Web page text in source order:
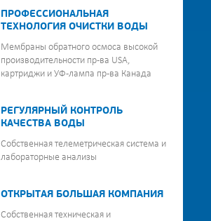
ПРОФЕССИОНАЛЬНАЯ
ТЕХНОЛОГИЯ ОЧИСТКИ ВОДЫ
Мембраны обратного осмоса высокой
производительности пр-ва USA,
картриджи и УФ-лампа пр-ва Канада
РЕГУЛЯРНЫЙ КОНТРОЛЬ
КАЧЕСТВА ВОДЫ
Собственная телеметрическая система и
лабораторные анализы
ОТКРЫТАЯ БОЛЬШАЯ КОМПАНИЯ
Собственная техническая и